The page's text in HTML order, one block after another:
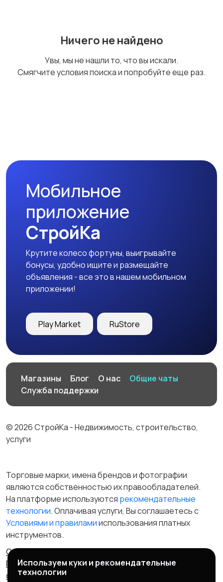
Другое
Ничего не найдено
Увы, мы не нашли то, что вы искали.
Смягчите условия поиска и попробуйте еще раз.
Мобильное
приложение
СтройКа
Крутите колесо фортуны, выигрывайте
бонусы, удобно ищите и размещайте
объявления - все это в нашем мобильном
приложении!
Play Market RuStore
Магазины Блог О нас
Общие чаты
Служба поддержки
© 2026 СтройКа - Недвижимость, строительство,
услуги
Торговые марки, имена брендов и фотографии
являются собственностью их правообладателей.
На платформе используются рекомендательные
технологии. Оплачивая услуги, Вы соглашаетесь c
Условиями и правиламииспользования платных
инструментов.
Отказ от ответственности
Правила сервиса
Политика конфиденциальности
Пользовательское
соглашение
Запрещенные товары/услуги
Используем куки и рекомендательные
технологии